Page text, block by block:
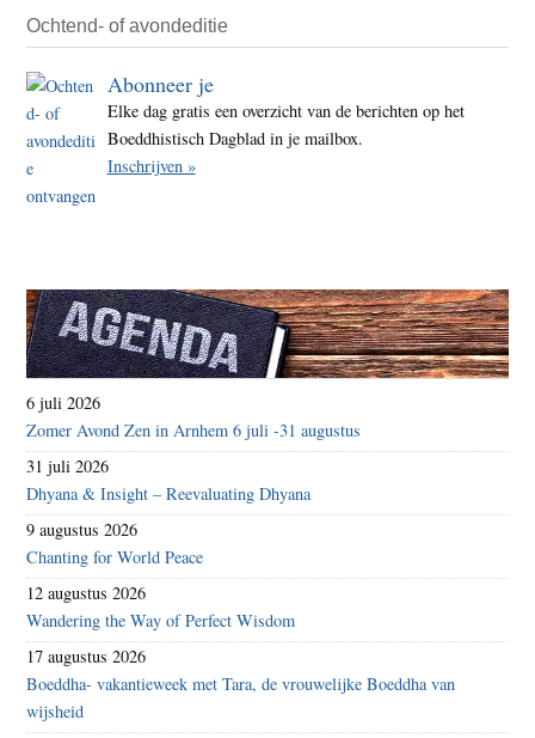
Ochtend- of avondeditie
Abonneer je
Elke dag gratis een overzicht van de berichten op het
Boeddhistisch Dagblad in je mailbox.
Inschrijven »
6 juli 2026
Zomer Avond Zen in Arnhem 6 juli -31 augustus
31 juli 2026
Dhyana & Insight – Reevaluating Dhyana
9 augustus 2026
Chanting for World Peace
12 augustus 2026
Wandering the Way of Perfect Wisdom
17 augustus 2026
Boeddha- vakantieweek met Tara, de vrouwelijke Boeddha van
wijsheid